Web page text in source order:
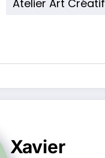
Atelier Art Créatif
Xavier